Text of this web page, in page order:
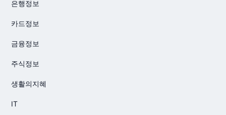
은행정보
카드정보
금융정보
주식정보
생활의지혜
IT